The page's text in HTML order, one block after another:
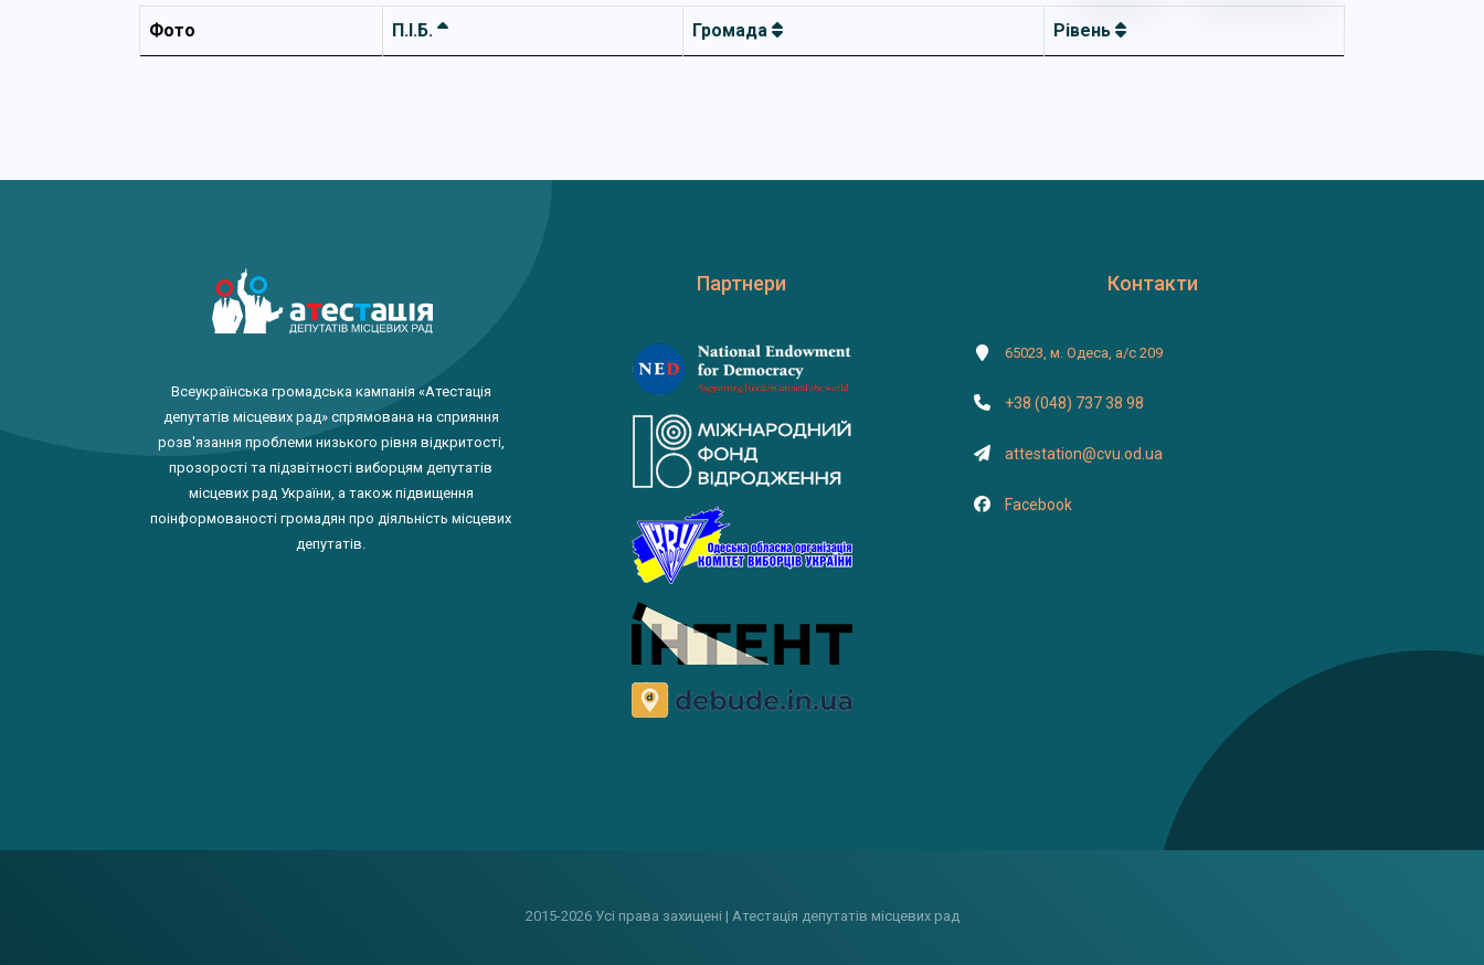
Фото П.І.Б. Громада Рівень
Всеукраїнська громадська кампанія «Атестація
депутатів місцевих рад» спрямована на сприяння
розв'язання проблеми низького рівня відкритості,
прозорості та підзвітності виборцям депутатів
місцевих рад України, а також підвищення
поінформованості громадян про діяльність місцевих
депутатів.
Партнери Контакти
65023, м. Одеса, а/с 209
+38 (048) 737 38 98
attestation@cvu.od.ua
Facebook
2015-2026 Усі права захищені | Атестація депутатів місцевих рад